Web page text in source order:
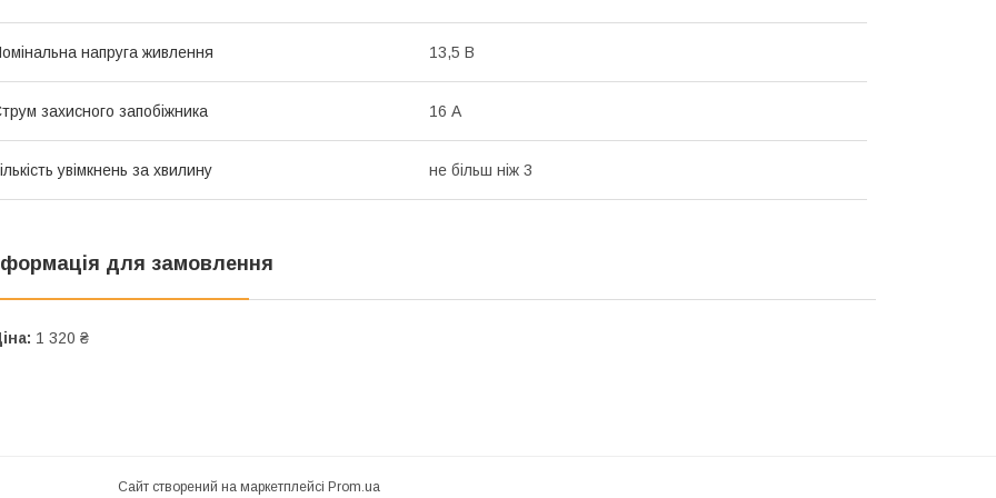
напруга живлення 13,5 В
захисного запобіжника 16 А
увімкнень за хвилину не більш ніж 3
для замовлення
1 320 ₴
Сайт створений на маркетплейсі Prom.ua